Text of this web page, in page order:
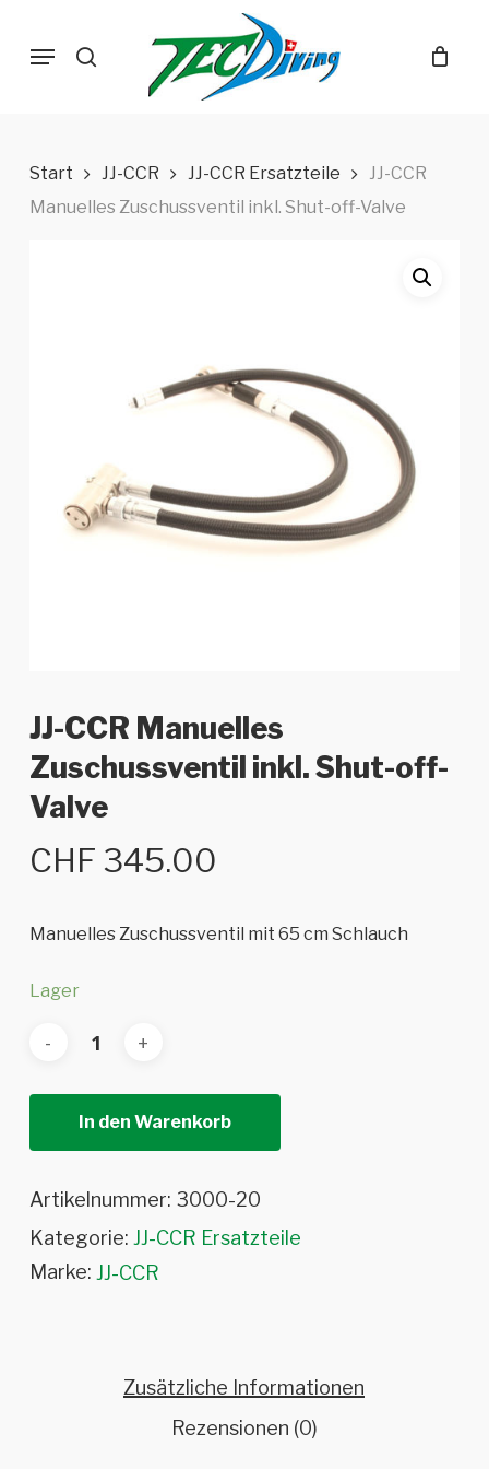
search
Menu
Start JJ-CCR JJ-CCR Ersatzteile
JJ-CCR
Manuelles Zuschussventil inkl. Shut-off-Valve
JJ-CCR Manuelles
Zuschussventil inkl. Shut-off-
Valve
CHF 345.00
Manuelles Zuschussventil mit 65 cm Schlauch
Lager
In den Warenkorb
Artikelnummer: 3000-20
Kategorie: JJ-CCR Ersatzteile
Marke: JJ-CCR
Zusätzliche Informationen
Rezensionen (0)